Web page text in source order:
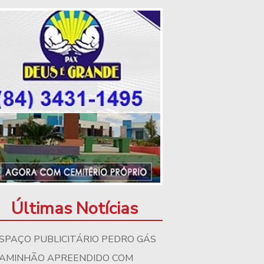
Últimas Notícias
PUBLICITÁRIO PEDRO GÁS
APREENDIDO COM